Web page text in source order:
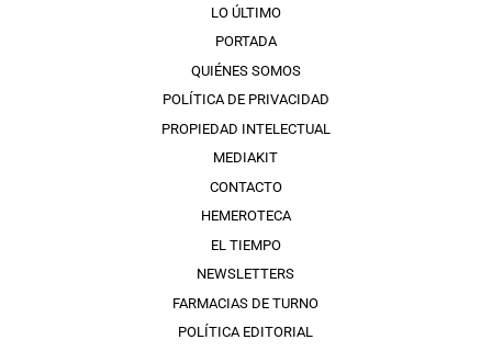
LO ÚLTIMO
PORTADA
QUIÉNES SOMOS
POLÍTICA DE PRIVACIDAD
PROPIEDAD INTELECTUAL
MEDIAKIT
CONTACTO
HEMEROTECA
EL TIEMPO
NEWSLETTERS
FARMACIAS DE TURNO
POLÍTICA EDITORIAL